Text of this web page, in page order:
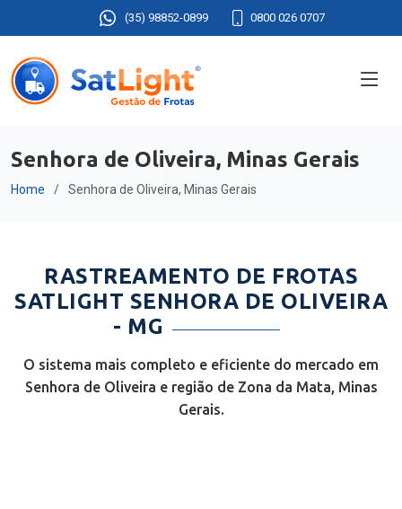
(35) 98852-0899 0800 026 0707
Senhora de Oliveira, Minas Gerais
Home Senhora de Oliveira, Minas Gerais
RASTREAMENTO DE FROTAS
SATLIGHT SENHORA DE OLIVEIRA
- MG
O sistema mais completo e eficiente do mercado em
Senhora de Oliveira e região de Zona da Mata, Minas
Gerais.